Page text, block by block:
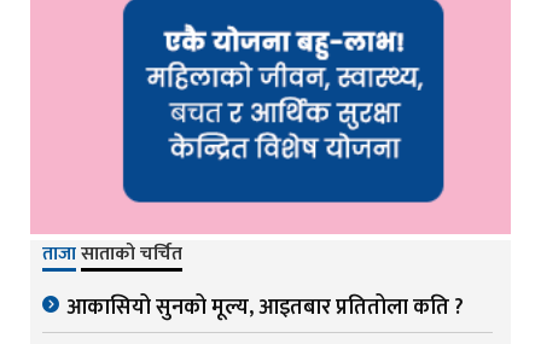
ताजासाताको चर्चित
आकासियो सुनको मूल्य, आइतबार प्रतितोला कति ?